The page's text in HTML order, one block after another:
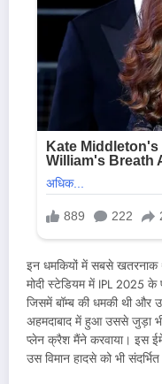
इन धमकियों में सबसे खतरनाक
मोदी स्टेडियम में IPL 2025
जिसमें बॉम्ब की धमकी थी और
अहमदाबाद में हुआ उससे जुड़ा
प्लेन क्रैश मैंने करवाया। इस
उस विमान हादसे को भी